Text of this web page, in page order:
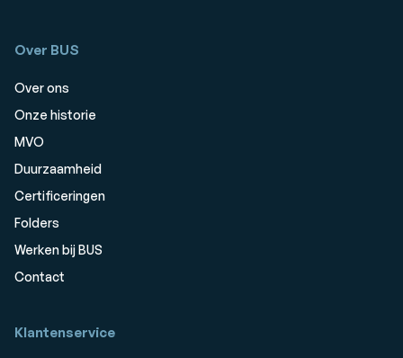
Over BUS
Over ons
Onze historie
MVO
Duurzaamheid
Certificeringen
Folders
Werken bij BUS
Contact
Klantenservice